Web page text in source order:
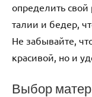
определить
талии и бедер,
Не забывайте,
красивой, но и
Выбор